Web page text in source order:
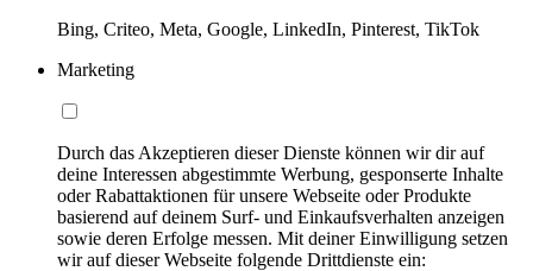
Bing, Criteo, Meta, Google, LinkedIn, Pinterest, TikTok
Marketing
Durch das Akzeptieren dieser Dienste können wir dir auf
deine Interessen abgestimmte Werbung, gesponserte Inhalte
oder Rabattaktionen für unsere Webseite oder Produkte
basierend auf deinem Surf- und Einkaufsverhalten anzeigen
sowie deren Erfolge messen. Mit deiner Einwilligung setzen
wir auf dieser Webseite folgende Drittdienste ein: